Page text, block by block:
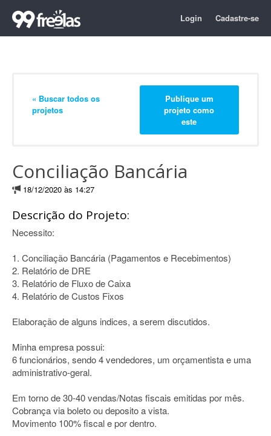
Login Cadastre-se
« Buscar todos os
projetos
Publique um
projeto como
este
Conciliação Bancária
18/12/2020 às 14:27
Descrição do Projeto:
Necessito:
1. Conciliação Bancária (Pagamentos e Recebimentos)
2. Relatório de DRE
3. Relatório de Fluxo de Caixa
4. Relatório de Custos Fixos
Elaboração de alguns indices, a serem discutidos.
Minha empresa possui:
6 funcionários, sendo 4 vendedores, um orçamentista e uma
administrativo-geral.
Em torno de 30-40 vendas/Notas fiscais emitidas por mês.
Cobrança via boleto ou deposito a vista.
Movimento 100% fiscal e por dentro.